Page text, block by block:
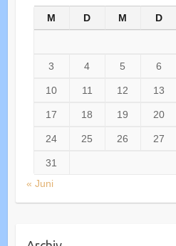
M D M D
3 4 5 6
10 11 12 13
17 18 19 20
24 25 26 27
31
« Juni